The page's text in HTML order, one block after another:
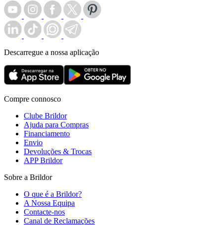
Descarregue a nossa aplicação
Compre connosco
Clube Brildor
Ajuda para Compras
Financiamento
Envio
Devoluções & Trocas
APP Brildor
Sobre a Brildor
O que é a Brildor?
A Nossa Equipa
Contacte-nos
Canal de Reclamações